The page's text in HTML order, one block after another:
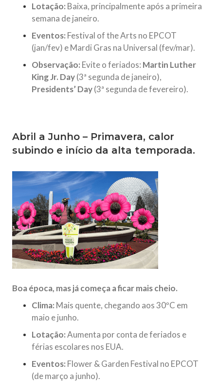
Lotação: Baixa, principalmente após a primeira
semana de janeiro.
Eventos: Festival of the Arts no EPCOT
(jan/fev) e Mardi Gras na Universal (fev/mar).
Observação: Evite o feriados: Martin Luther
King Jr. Day(3ª segunda de janeiro),
Presidents’ Day(3ª segunda de fevereiro).
Abril a Junho – Primavera, calor
subindo e início da alta temporada.
Boa época, mas já começa a ficar mais cheio.
Clima: Mais quente, chegando aos 30ºC em
maio e junho.
Lotação:Aumenta por conta de feriados e
férias escolares nos EUA.
Eventos: Flower & Garden Festival no EPCOT
(de março a junho).